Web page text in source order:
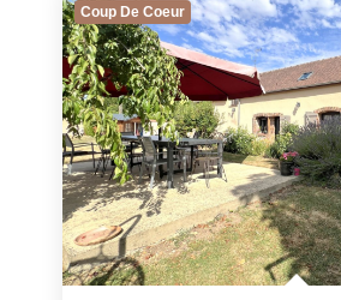
Coup De Coeur